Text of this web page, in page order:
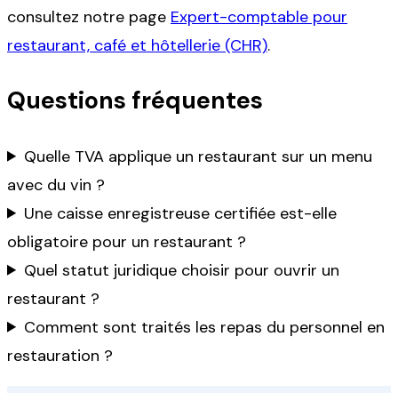
consultez notre page Expert-comptable pour
restaurant, café et hôtellerie (CHR).
Questions fréquentes
Quelle TVA applique un restaurant sur un menu
avec du vin ?
Une caisse enregistreuse certifiée est-elle
obligatoire pour un restaurant ?
Quel statut juridique choisir pour ouvrir un
restaurant ?
Comment sont traités les repas du personnel en
restauration ?